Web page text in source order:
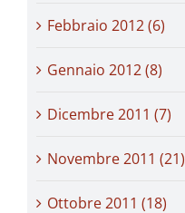
Febbraio 2012 (6)
Gennaio 2012 (8)
Dicembre 2011 (7)
Novembre 2011 (21)
Ottobre 2011 (18)